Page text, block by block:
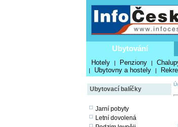
Ubytování
Hotely | Penziony |
| Ubytovny a hostely |
Ubytovací balíčky
Jarní pobyty
Letní dovolená